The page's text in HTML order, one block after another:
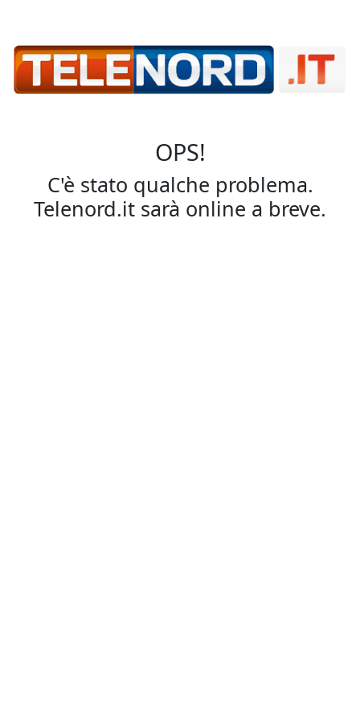
OPS!
C'è stato qualche problema.
Telenord.it sarà online a breve.